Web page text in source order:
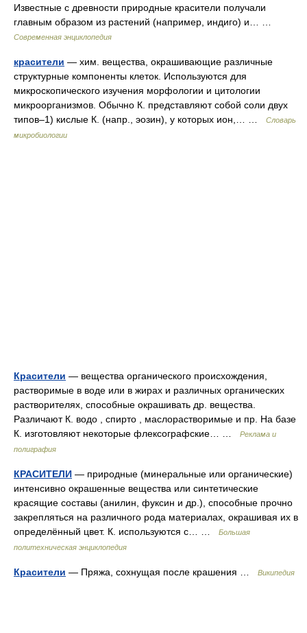
Известные с древности природные красители получали
главным образом из растений (например, индиго) и… …
Современная энциклопедия
красители — хим. вещества, окрашивающие различные
структурные компоненты клеток. Используются для
микроскопического изучения морфологии и цитологии
микроорганизмов. Обычно К. представляют собой соли двух
типов–1) кислые К. (напр., эозин), у которых ион,… …
Словарь
микробиологии
Красители — вещества органического происхождения,
растворимые в воде или в жирах и различных органических
растворителях, способные окрашивать др. вещества.
Различают К. водо , спирто , маслорастворимые и пр. На базе
К. изготовляют некоторые флексографские… …
Реклама и
полиграфия
КРАСИТЕЛИ — природные (минеральные или органические)
интенсивно окрашенные вещества или синтетические
красящие составы (анилин, фуксин и др.), способные прочно
закрепляться на различного рода материалах, окрашивая их в
определённый цвет. К. используются с… …
Большая
политехническая энциклопедия
Красители — Пряжа, сохнущая после крашения … Википедия